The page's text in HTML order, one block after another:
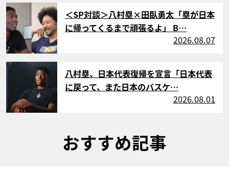
サムネイル
＜SP対談＞八村塁×田臥勇太「塁が日本
に帰ってくるまで頑張るよ」 B…
2026.08.07
サムネイル
八村塁、日本代表復帰を宣言「日本代表
に戻って、また日本のバスケ…
2026.08.01
おすすめ記事